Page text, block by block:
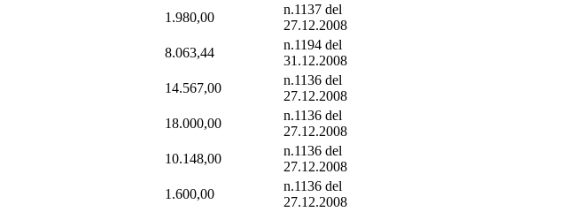
1.980,00
n.1137 del
27.12.2008
8.063,44
n.1194 del
31.12.2008
14.567,00
n.1136 del
27.12.2008
18.000,00
n.1136 del
27.12.2008
10.148,00
n.1136 del
27.12.2008
1.600,00
n.1136 del
27.12.2008